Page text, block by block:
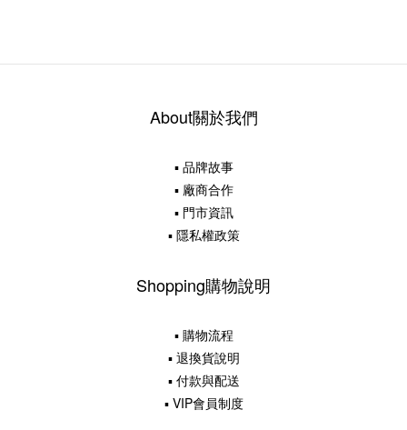
About關於我們
▪ 品牌故事
▪ 廠商合作
▪ 門市資訊
▪ 隱私權政策
Shopping購物說明
▪ 購物流程
▪ 退換貨說明
▪ 付款與配送
▪ VIP會員制度